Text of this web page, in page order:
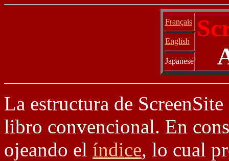
Français
English
Japanese
La estructura de
libro convencional. En
ojeando el índice, lo cual